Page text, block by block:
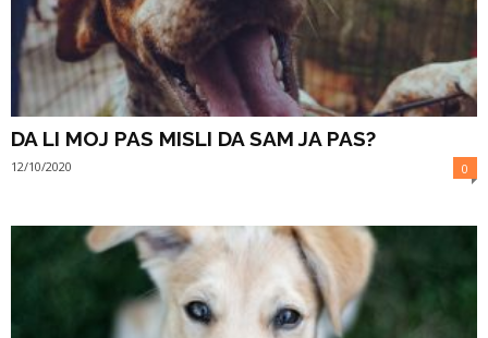
DA LI MOJ PAS MISLI DA SAM JA PAS?
12/10/2020 0